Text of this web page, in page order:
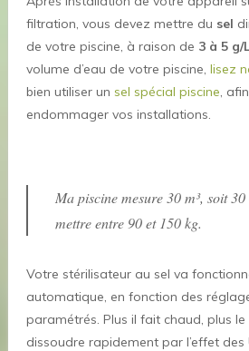
filtration, vous devez mettre du sel
de votre piscine, à raison de 3 à 5 g/
volume d’eau de votre piscine, lisez
bien utiliser un sel spécial piscine,
endommager vos installations.
Ma piscine mesure 30 m³, soit
mettre entre 90 et 150 kg.
Votre stérilisateur au sel va
automatique, en fonction des
paramétrés. Plus il fait chaud, plus
dissoudre rapidement par l’effet des